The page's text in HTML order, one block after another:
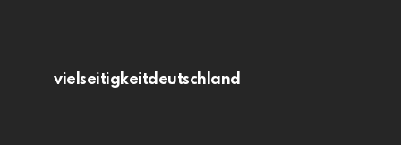
vielseitigkeitdeutschland